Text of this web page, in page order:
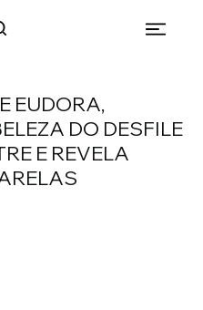
EUDORA,
DO DESFILE
E REVELA